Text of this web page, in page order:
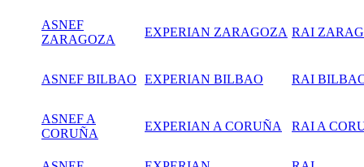
ASNEF
ZARAGOZA
EXPERIAN ZARAGOZA RAI
ASNEF BILBAO EXPERIAN BILBAO RAI
ASNEF A
CORUÑA
EXPERIAN A CORUÑA RAI A